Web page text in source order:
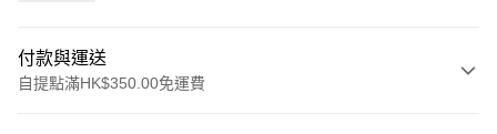
付款與運送
自提點滿HK$350.00免運費